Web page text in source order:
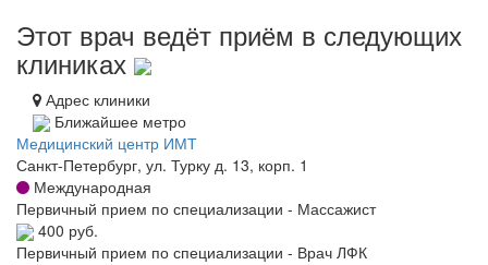
Этот врач ведёт приём в следующих
клиниках
Адрес клиники
Ближайшее метро
Медицинский центр ИМТ
Санкт-Петербург, ул. Турку д. 13, корп. 1
Международная
Первичный прием по специализации - Массажист
400 руб.
Первичный прием по специализации - Врач ЛФК